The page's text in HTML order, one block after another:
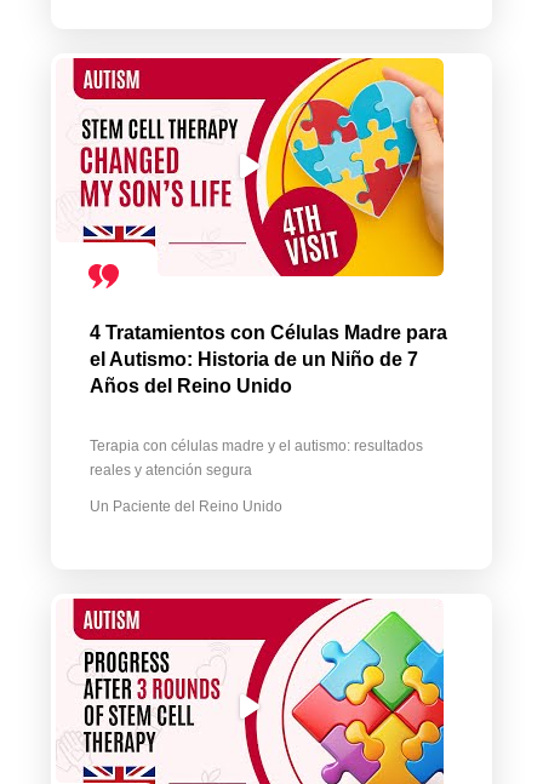
4 Tratamientos con Células Madre para
el Autismo: Historia de un Niño de 7
Años del Reino Unido
Terapia con células madre y el autismo: resultados
reales y atención segura
Un Paciente del Reino Unido